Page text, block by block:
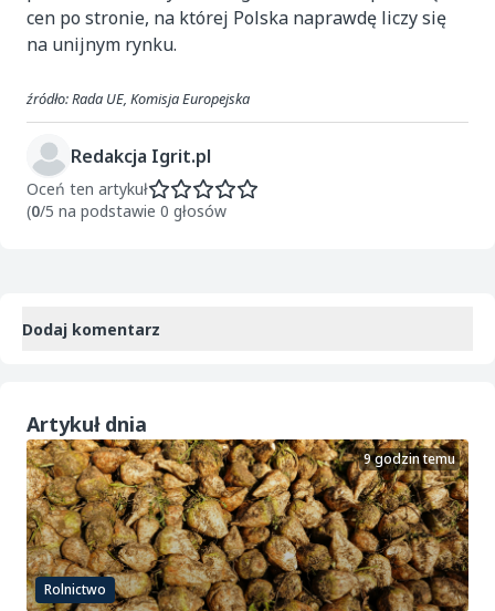
cen po stronie, na której Polska naprawdę liczy się
na unijnym rynku.
źródło: Rada UE, Komisja Europejska
Redakcja Igrit.pl
Oceń ten artykuł
(0/5 na podstawie 0 głosów
Dodaj komentarz
Artykuł dnia
Rolnictwo
9 godzin temu